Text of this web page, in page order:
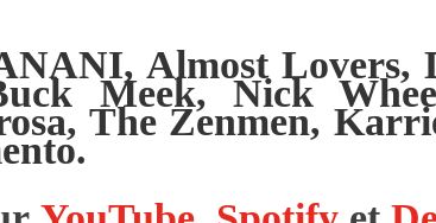
Almost
Meek, Nick
The Zenmen,